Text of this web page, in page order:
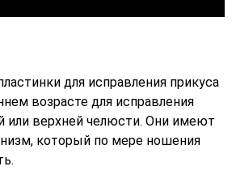
для исправления прикуса
возрасте для исправления
или верхней челюсти. Они имеют
который по мере ношения